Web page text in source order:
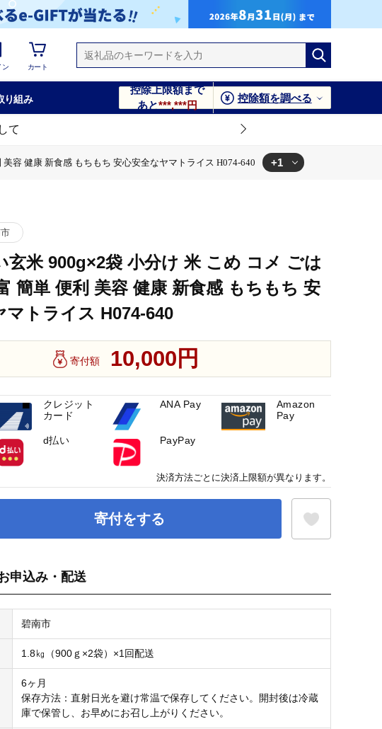
ン カート
り組み
控除上限額まで
あと***,***円
控除額を調べる
て
容 健康 新食感 もちもち 安心安全なヤマトライス H074-640 +1
玄米 900g×2袋 小分け 米 こめ コメ ごは
簡単 便利 美容 健康 新食感 もちもち 安
マトライス H074-640
寄付額 10,000円
寄付をする
申込み・配送
碧南市
1.8㎏（900ｇ×2袋）×1回配送
6ヶ月
保存方法：直射日光を避け常温で保存してください。開封後は冷蔵
庫で保管し、お早めにお召し上がりください。
クレジット
カード
ANA Pay
Amazon
Pay
d払い PayPay
決済方法ごとに決済上限額が異なります。